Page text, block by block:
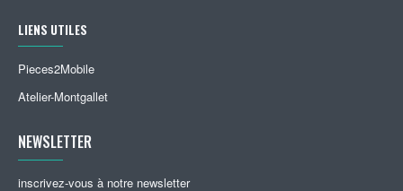
LIENS UTILES
Pieces2Mobile
Atelier-Montgallet
NEWSLETTER
inscrivez-vous à notre newsletter